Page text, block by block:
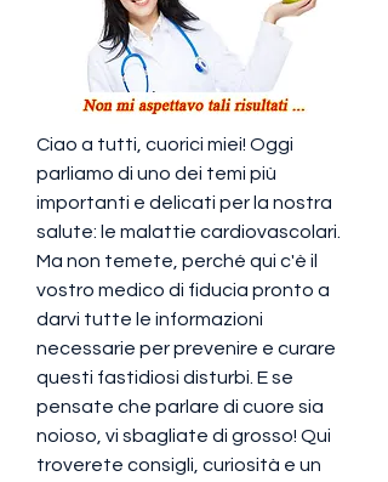
Ciao a tutti, cuorici miei! Oggi
parliamo di uno dei temi più
importanti e delicati per la nostra
salute: le malattie cardiovascolari.
Ma non temete, perché qui c'è il
vostro medico di fiducia pronto a
darvi tutte le informazioni
necessarie per prevenire e curare
questi fastidiosi disturbi. E se
pensate che parlare di cuore sia
noioso, vi sbagliate di grosso! Qui
troverete consigli, curiosità e un